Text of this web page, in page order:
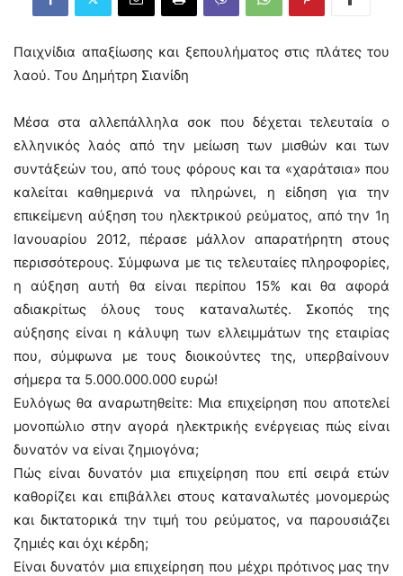
Παιχνίδια απαξίωσης και ξεπουλήματος στις πλάτες του
λαού. Του Δημήτρη Σιανίδη
Μέσα στα αλλεπάλληλα σοκ που δέχεται τελευταία ο
ελληνικός λαός από την μείωση των μισθών και των
συντάξεών του, από τους φόρους και τα «χαράτσια» που
καλείται καθημερινά να πληρώνει, η είδηση για την
επικείμενη αύξηση του ηλεκτρικού ρεύματος, από την 1η
Ιανουαρίου 2012, πέρασε μάλλον απαρατήρητη στους
περισσότερους. Σύμφωνα με τις τελευταίες πληροφορίες,
η αύξηση αυτή θα είναι περίπου 15% και θα αφορά
αδιακρίτως όλους τους καταναλωτές. Σκοπός της
αύξησης είναι η κάλυψη των ελλειμμάτων της εταιρίας
που, σύμφωνα με τους διοικούντες της, υπερβαίνουν
σήμερα τα 5.000.000.000 ευρώ!
Ευλόγως θα αναρωτηθείτε: Μια επιχείρηση που αποτελεί
μονοπώλιο στην αγορά ηλεκτρικής ενέργειας πώς είναι
δυνατόν να είναι ζημιογόνα;
Πώς είναι δυνατόν μια επιχείρηση που επί σειρά ετών
καθορίζει και επιβάλλει στους καταναλωτές μονομερώς
και δικτατορικά την τιμή του ρεύματος, να παρουσιάζει
ζημιές και όχι κέρδη;
Είναι δυνατόν μια επιχείρηση που μέχρι πρότινος μας την